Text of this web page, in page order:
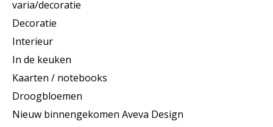
varia/decoratie
Decoratie
Interieur
In de keuken
Kaarten / notebooks
Droogbloemen
Nieuw binnengekomen Aveva Design